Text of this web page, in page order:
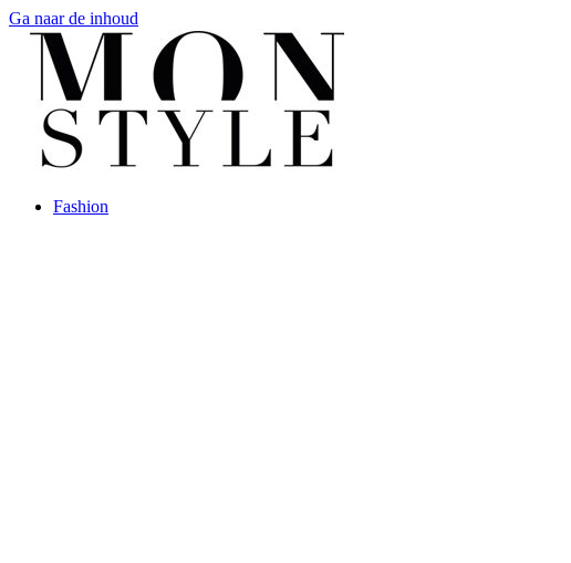
Ga naar de inhoud
Fashion